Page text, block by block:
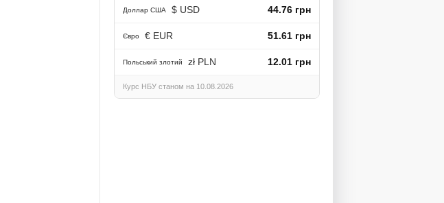
Доллар США $ USD 44.76 грн
Євро € EUR 51.61 грн
Польський злотий zł PLN 12.01 грн
Курс НБУ станом на 10.08.2026